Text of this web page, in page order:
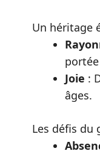
Un héritage
Joie :
âges.
Les défis du